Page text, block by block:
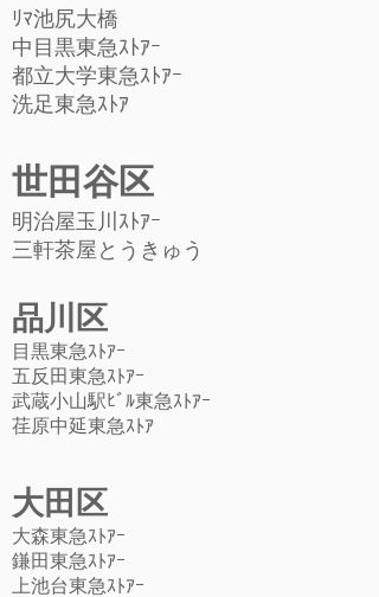
ﾘﾏ池尻大橋
中目黒東急ｽﾄｱｰ
都立大学東急ｽﾄｱｰ
​洗足東急ｽﾄｱ
世田谷区
明治屋玉川ｽﾄｱｰ
三軒茶屋とうきゅう
品川区
目黒東急ｽﾄｱｰ
五反田東急ｽﾄｱｰ
武蔵小山駅ﾋﾞﾙ東急ｽﾄｱｰ
荏原中延東急ｽﾄｱ
大田区
大森東急ｽﾄｱｰ
鎌田東急ｽﾄｱｰ
​上池台東急ｽﾄｱｰ